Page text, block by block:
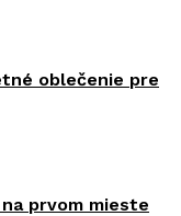
oblečenie pre
prvom mieste